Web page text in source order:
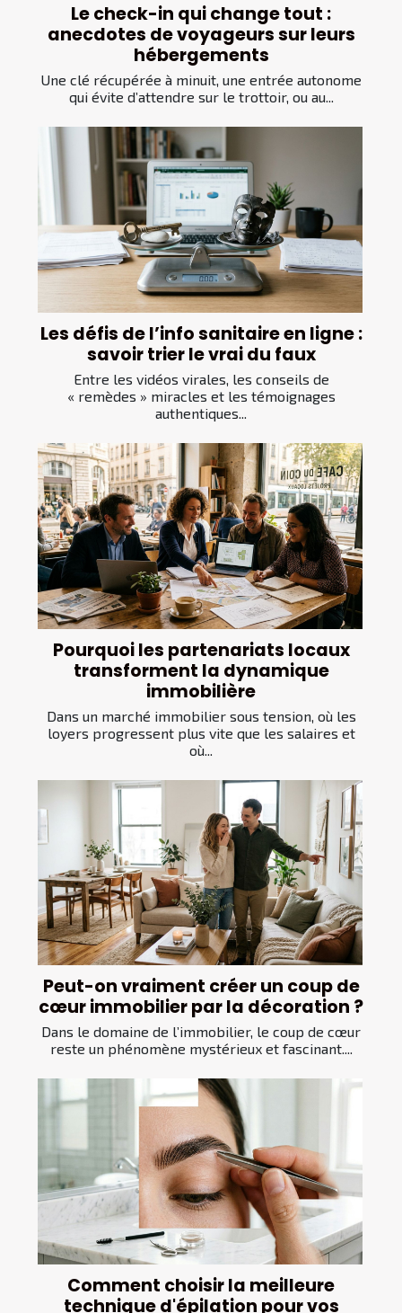
Le check-in qui change tout :
anecdotes de voyageurs sur leurs
hébergements
Une clé récupérée à minuit, une entrée autonome
qui évite d’attendre sur le trottoir, ou au...
Les défis de l’info sanitaire en ligne :
savoir trier le vrai du faux
Entre les vidéos virales, les conseils de
« remèdes » miracles et les témoignages
authentiques...
Pourquoi les partenariats locaux
transforment la dynamique
immobilière
Dans un marché immobilier sous tension, où les
loyers progressent plus vite que les salaires et
où...
Peut-on vraiment créer un coup de
cœur immobilier par la décoration ?
Dans le domaine de l’immobilier, le coup de cœur
reste un phénomène mystérieux et fascinant....
Comment choisir la meilleure
technique d'épilation pour vos